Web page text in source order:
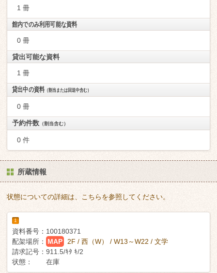
1 冊
館内でのみ利用可能な資料
0 冊
貸出可能な資料
1 冊
貸出中の資料（割当または回送中含む）
0 冊
予約件数 （割当含む）
0 件
所蔵情報
状態についての詳細は、こちらを参照してください。
1
資料番号： 100180371
配架場所：
MAP
2F / 西（W） / W13～W22 / 文学
請求記号： 911.5/ｷﾀ ｷ/2
状態：
在庫